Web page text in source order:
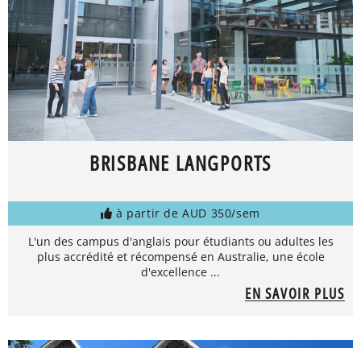
BRISBANE LANGPORTS
à partir de AUD 350/sem
L'un des campus d'anglais pour étudiants ou adultes les
plus accrédité et récompensé en Australie, une école
d'excellence ...
EN SAVOIR PLUS